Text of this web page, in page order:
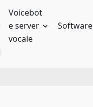
Voicebot
e server
vocale
Software